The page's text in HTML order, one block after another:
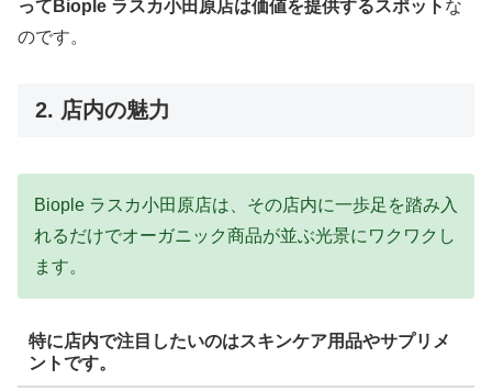
ってBiople ラスカ小田原店は価値を提供するスポット な
のです。
2. 店内の魅力
Biople ラスカ小田原店は、その店内に一歩足を踏み入
れるだけでオーガニック商品が並ぶ光景にワクワクし
ます。
特に店内で注目したいのはスキンケア用品やサプリメ
ントです。